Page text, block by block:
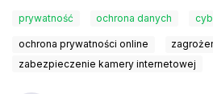
prywatność ochrona danych
ochrona prywatności online
zabezpieczenie kamery internetowej